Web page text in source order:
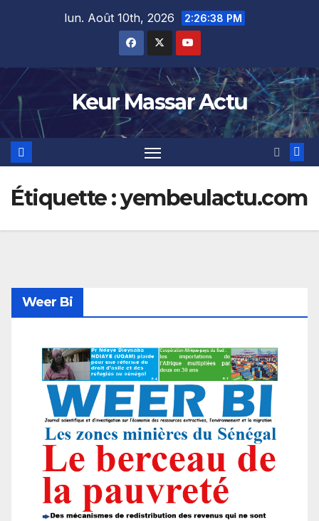
lun. Août 10th, 2026 2:26:38 PM
Keur Massar Actu
Étiquette :yembeulactu.com
Weer Bi